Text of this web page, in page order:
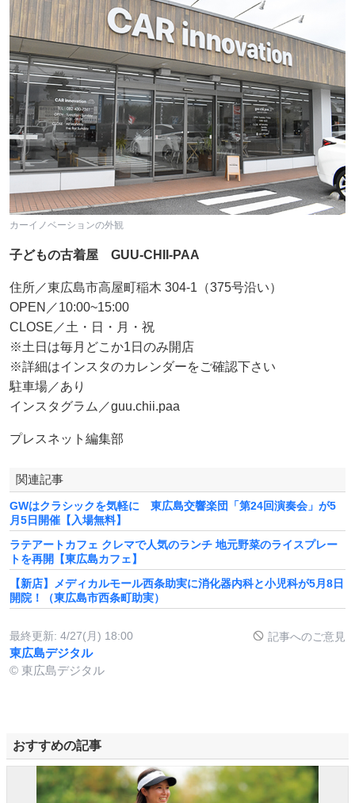
カーイノベーションの外観
子どもの古着屋 GUU-CHII-PAA
住所／東広島市高屋町稲木 304-1（375号沿い）
OPEN／10:00~15:00
CLOSE／土・日・月・祝
※土日は毎月どこか1日のみ開店
※詳細はインスタのカレンダーをご確認下さい
駐車場／あり
インスタグラム／guu.chii.paa
プレスネット編集部
関連記事
GWはクラシックを気軽に 東広島交響楽団「第24回演奏会」が5
月5日開催【入場無料】
ラテアートカフェ クレマで人気のランチ 地元野菜のライスプレー
トを再開【東広島カフェ】
【新店】メディカルモール西条助実に消化器内科と小児科が5月8日
開院！（東広島市西条町助実）
最終更新: 4/27(月) 18:00 記事へのご意見
東広島デジタル
© 東広島デジタル
おすすめの記事